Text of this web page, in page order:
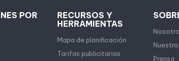
POR
RECURSOS Y
HERRAMIENTAS
Mapa de planificación
Tarifas publicitarias
Prensa